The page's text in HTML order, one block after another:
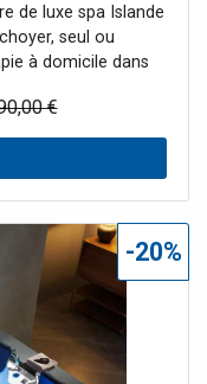
de luxe spa Islande
seul ou
à domicile dans
qui à tout
vous permet de
dans une
au nombre de 48
musique de votre
avec jets Islande
permettre de
mur, dans un angle
droit.
€
-20%